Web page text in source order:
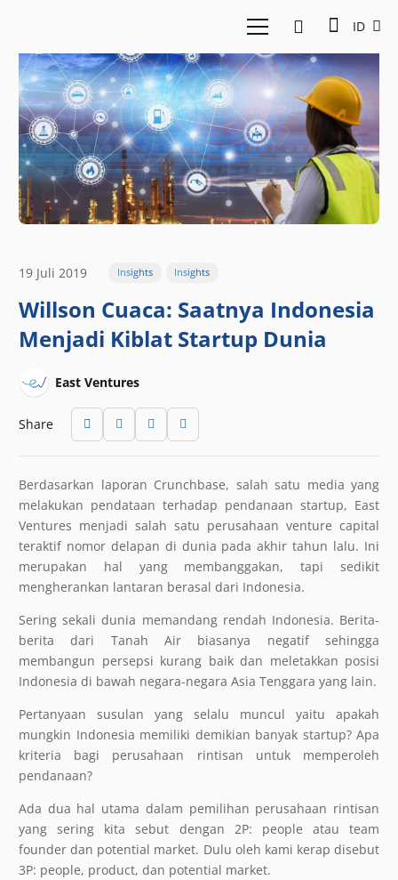
ID
19 Juli 2019 Insights Insights
Willson Cuaca: Saatnya Indonesia
Menjadi Kiblat Startup Dunia
East Ventures
Share
Berdasarkan laporan Crunchbase, salah satu media yang
melakukan pendataan terhadap pendanaan startup, East
Ventures menjadi salah satu perusahaan venture capital
teraktif nomor delapan di dunia pada akhir tahun lalu. Ini
merupakan hal yang membanggakan, tapi sedikit
mengherankan lantaran berasal dari Indonesia.
Sering sekali dunia memandang rendah Indonesia. Berita-
berita dari Tanah Air biasanya negatif sehingga
membangun persepsi kurang baik dan meletakkan posisi
Indonesia di bawah negara-negara Asia Tenggara yang lain.
Pertanyaan susulan yang selalu muncul yaitu apakah
mungkin Indonesia memiliki demikian banyak startup? Apa
kriteria bagi perusahaan rintisan untuk memperoleh
pendanaan?
Ada dua hal utama dalam pemilihan perusahaan rintisan
yang sering kita sebut dengan 2P: people atau team
founder dan potential market. Dulu oleh kami kerap disebut
3P: people, product, dan potential market.